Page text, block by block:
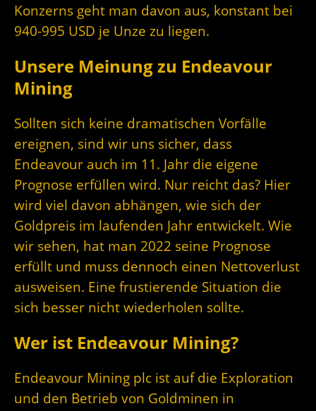
Konzerns geht man davon aus, konstant bei
940-995 USD je Unze zu liegen.
Unsere Meinung zu Endeavour
Mining
Sollten sich keine dramatischen Vorfälle
ereignen, sind wir uns sicher, dass
Endeavour auch im 11. Jahr die eigene
Prognose erfüllen wird. Nur reicht das? Hier
wird viel davon abhängen, wie sich der
Goldpreis im laufenden Jahr entwickelt. Wie
wir sehen, hat man 2022 seine Prognose
erfüllt und muss dennoch einen Nettoverlust
ausweisen. Eine frustierende Situation die
sich besser nicht wiederholen sollte.
Wer ist Endeavour Mining?
Endeavour Mining plc ist auf die Exploration
und den Betrieb von Goldminen in